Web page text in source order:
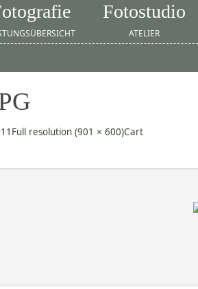
Fotostudio
ATELIER
Full resolution (901 × 600)Cart